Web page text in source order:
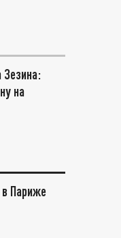
Зезина:
на
Париже